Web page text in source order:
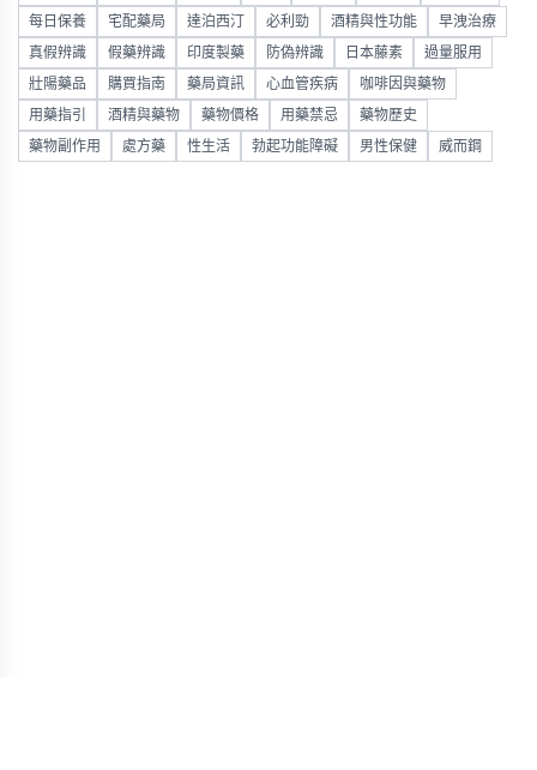
每日保養 宅配藥局 達泊西汀 必利勁 酒精與性功能 早洩治療
真假辨識 假藥辨識 印度製藥 防偽辨識 日本藤素 過量服用
壯陽藥品 購買指南 藥局資訊 心血管疾病 咖啡因與藥物
用藥指引 酒精與藥物 藥物價格 用藥禁忌 藥物歷史
藥物副作用 處方藥 性生活 勃起功能障礙 男性保健 威而鋼